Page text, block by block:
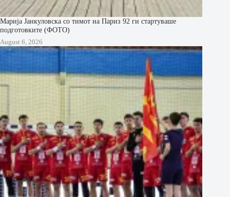
Марија Јанкуловска со тимот на Париз 92 ги стартуваше
подготовките (ФОТО)
August 6, 2026